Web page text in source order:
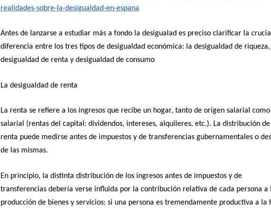
realidades-sobre-la-desigualdad-en-espana
Antes de lanzarse a estudiar más a fondo la desigualad es preciso clarificar la
diferencia entre los tres tipos de desigualdad económica: la desigualdad de riqueza,
desigualdad de renta y desigualdad de consumo
La desigualdad de renta
La renta se refiere a los ingresos que recibe un hogar, tanto de origen salarial
salarial (rentas del capital: dividendos, intereses, alquileres, etc.). La distribución
renta puede medirse antes de impuestos y de transferencias gubernamentales o
de las mismas.
En principio, la distinta distribución de los ingresos antes de impuestos y de
transferencias debería verse influida por la contribución relativa de cada persona a
producción de bienes y servicios: si una persona es tremendamente productiva a la